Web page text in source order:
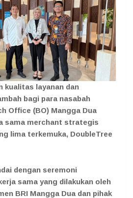
kualitas layanan dan
bagi para nasabah
Office (BO) Mangga Dua
sama merchant strategis
lima terkemuka, DoubleTree
dengan seremoni
sama yang dilakukan oleh
BRI Mangga Dua dan pihak